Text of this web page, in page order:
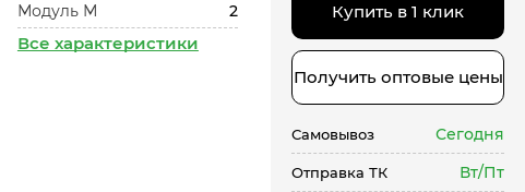
Модуль М
2
Все характеристики
Купить в 1 клик
Получить оптовые цены
Самовывоз Сегодня
Отправка ТК Вт/Пт